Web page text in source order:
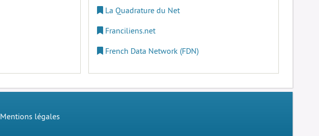
La Quadrature du Net
Franciliens.net
French Data Network (FDN)
Mentions légales